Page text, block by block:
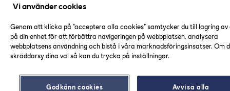
Vi använder cookies
Genom att klicka på "acceptera alla cookies" samtycker du till lagring av
på din enhet för att förbättra navigeringen på webbplatsen, analysera
webbplatsens användning och bistå i våra marknadsföringsinsatser. Om
skräddarsy dina val så kan du trycka på inställningar.
Godkänn cookies Avvisa alla